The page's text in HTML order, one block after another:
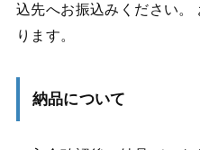
込先へお振込みください。
ります。
納品について